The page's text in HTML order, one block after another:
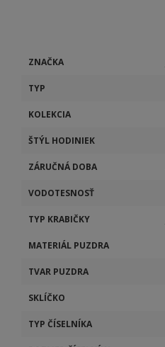
ZNAČKA
TYP
KOLEKCIA
ŠTÝL HODINIEK
ZÁRUČNÁ DOBA
VODOTESNOSŤ
TYP KRABIČKY
MATERIÁL PUZDRA
TVAR PUZDRA
SKLÍČKO
TYP ČÍSELNÍKA